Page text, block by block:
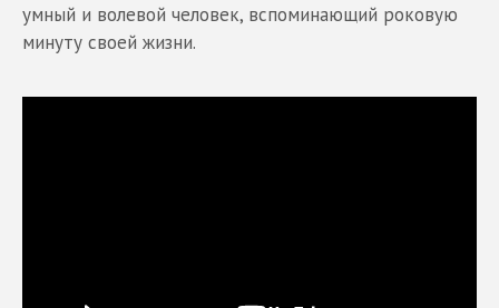
умный и волевой человек, вспоминающий роковую
минуту своей жизни.